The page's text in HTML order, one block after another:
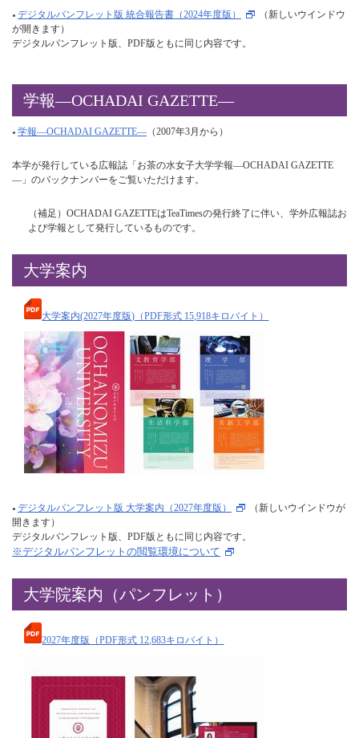
デジタルパンフレット版 統合報告書（2024年度版）
（新しいウインドウ
が開きます）
デジタルパンフレット版、PDF版ともに同じ内容です。
学報—OCHADAI GAZETTE—
学報—OCHADAI GAZETTE— （2007年3月から）
本学が発行している広報誌「お茶の水女子大学学報—OCHADAI GAZETTE
—」のバックナンバーをご覧いただけます。
（補足）OCHADAI GAZETTEはTeaTimesの発行終了に伴い、学外広報誌お
よび学報として発行しているものです。
大学案内
大学案内(2027年度版)（PDF形式 15,918キロバイト）
デジタルパンフレット版 大学案内（2027年度版）
（新しいウインドウが
開きます）
デジタルパンフレット版、PDF版ともに同じ内容です。
※デジタルパンフレットの閲覧環境について
大学院案内（パンフレット）
2027年度版（PDF形式 12,683キロバイト）